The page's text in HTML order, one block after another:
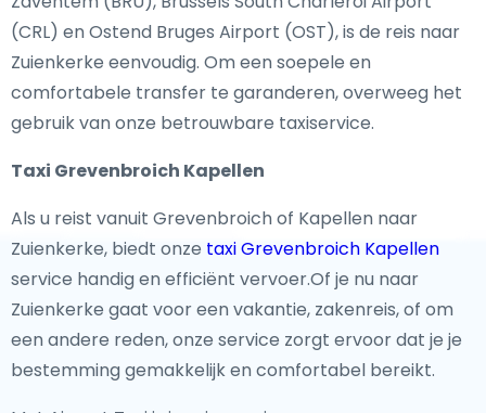
(CRL) en Ostend Bruges Airport (OST), is de reis naar
Zuienkerke eenvoudig. Om een soepele en
comfortabele transfer te garanderen, overweeg het
gebruik van onze betrouwbare taxiservice.
Taxi Grevenbroich Kapellen
Als u reist vanuit Grevenbroich of Kapellen naar
Zuienkerke, biedt onze taxi Grevenbroich Kapellen
service handig en efficiënt vervoer.Of je nu naar
Zuienkerke gaat voor een vakantie, zakenreis, of om
een andere reden, onze service zorgt ervoor dat je je
bestemming gemakkelijk en comfortabel bereikt.